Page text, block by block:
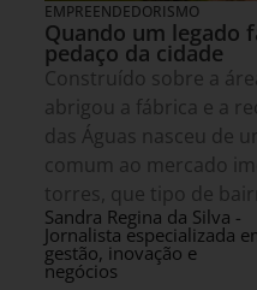
EMPREENDEDORISMO
Quando um legado
pedaço da cidade
Construído sobre a
abrigou a fábrica e a
das Águas nasceu de
comum ao mercado
torres, que tipo de
Sandra Regina da Silva -
Jornalista especializada
gestão, inovação e
negócios